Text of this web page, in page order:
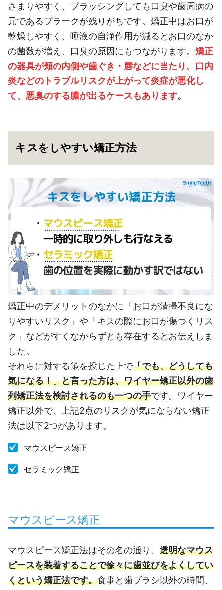
さまりやすく、ブラッシングしても口臭や歯周病の
元であるプラークが残りがちです。矯正中はお口が
乾燥しやすく、唾液の自浄作用が減るとお口のなか
の菌数が増え、口臭の原因にもつながります。 矯正
の器具が頬の内側や歯ぐき・唇などに当たり、口内
炎などのトラブルリスクが上がって炎症が悪化し
て、悪臭のする膿が出るケースもあります。
キスをしやすい矯正方法
矯正中のデメリットのなかに「お口が清掃不良にな
りやすいリスク」や「キスの際にお口が傷つくリス
ク」などがすくなからずとも存在するとお伝えしま
した。
それらに対する策を投じた上で「でも、どうしても
気になる！」と言った方は、ワイヤー矯正以外の歯
列矯正法を検討されるのも一つの手です。ワイヤー
矯正以外で、上記2点のリスクが気にならない矯正
法は以下2つがあります。
マウスピース矯正
セラミック矯正
マウスピース矯正
マウスピース矯正法はその名の通り、 透明なマウス
ピースを装着することで徐々に歯並びをよくしてい
くという矯正法です。食事と歯ブラシ以外の時間、